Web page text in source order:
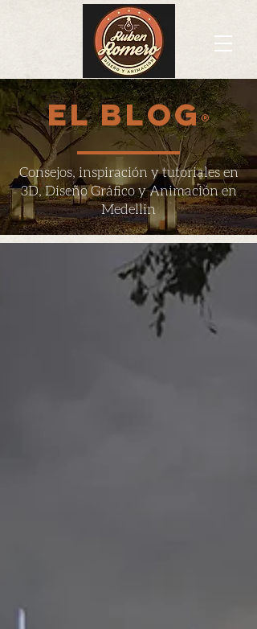
EL BLOG®
Consejos, inspiración y tutoriales en
3D, Diseño Gráfico y Animación en
Medellin